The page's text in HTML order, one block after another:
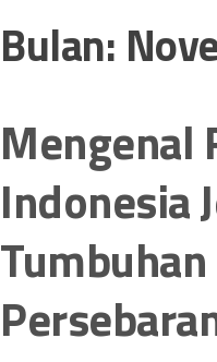
Bulan:
Mengenal
Indonesia